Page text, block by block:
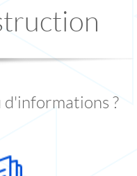
d'informations ?